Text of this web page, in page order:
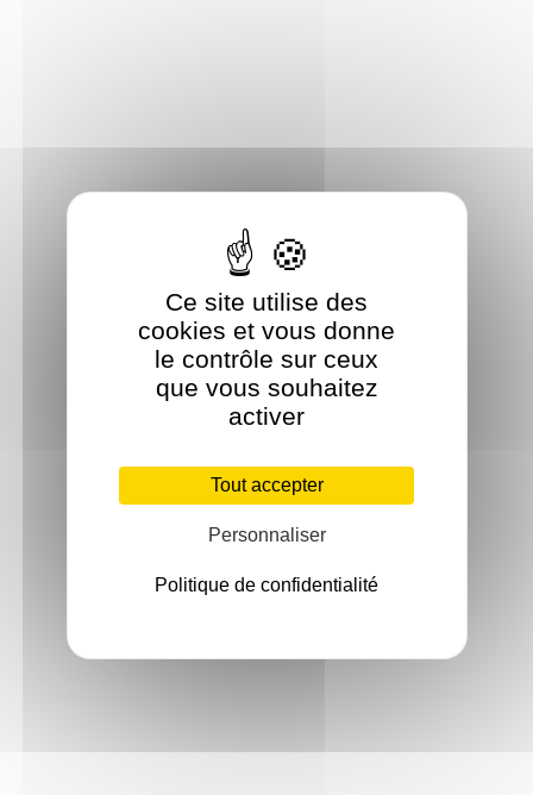
Ce site utilise des
cookies et vous donne
le contrôle sur ceux
que vous souhaitez
activer
Tout accepter
Personnaliser
Politique de confidentialité